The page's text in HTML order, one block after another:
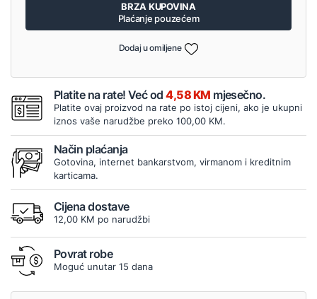
BRZA KUPOVINA
Plaćanje pouzećem
Dodaj u omiljene
Platite na rate! Već od4,58 KM mjesečno.
Platite ovaj proizvod na rate po istoj cijeni, ako je ukupni
iznos vaše narudžbe preko 100,00 KM.
Način plaćanja
Gotovina, internet bankarstvom, virmanom i kreditnim
karticama.
Cijena dostave
12,00 KM po narudžbi
Povrat robe
Moguć unutar 15 dana